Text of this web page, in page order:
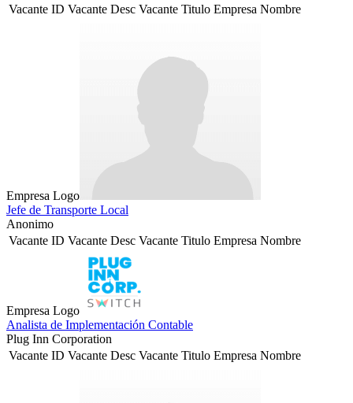
Vacante ID Vacante Desc Vacante Titulo Empresa Nombre
Empresa Logo
Jefe de Transporte Local
Anonimo
Vacante ID Vacante Desc Vacante Titulo Empresa Nombre
Empresa Logo
Analista de Implementación Contable
Plug Inn Corporation
Vacante ID Vacante Desc Vacante Titulo Empresa Nombre